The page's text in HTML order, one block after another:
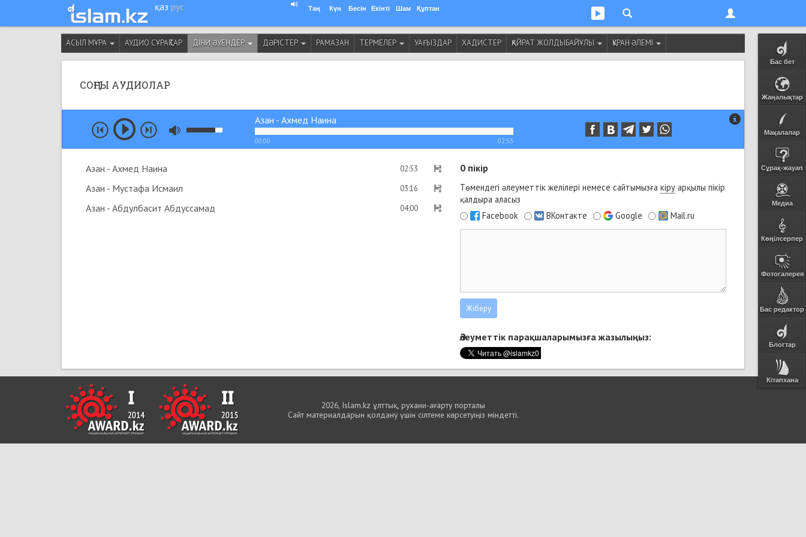
қаз рус Таң Күн Бесін Екінті Шам Құптан
Бас бет
Жаңалықтар
Мақалалар
Сұрақ-жауап
Медиа
Көңілсерпер
Фотогалерея
Бас редактор
Блогтар
Кітапхана
АСЫЛ МҰРА АУДИО СҰРАҚТАР ДІНИ ӘУЕНДЕР ДӘРІСТЕР РАМАЗАН ТЕРМЕЛЕР УАҒЫЗДАР ХАДИСТЕР ҚАЙРАТ ЖОЛДЫБАЙҰЛЫ ҚҰРАН ӘЛЕМІ
СОҢҒЫ АУДИОЛАР
Азан - Ахмед Наина
00:00 02:53
Азан - Ахмед Наина 02:53
Азан - Мустафа Исмаил 03:16
Азан - Абдулбасит Абдуссамад 04:00
0пікір
Төмендегі әлеуметтік желілері немесе сайтымызға кіруарқылы пікір
қалдыра аласыз
Facebook
ВКонтакте Google Mail.ru
Әлеуметтік парақшаларымызға жазылыңыз:
2026, Islam.kz ұлттық, рухани-ағарту порталы
Сайт материалдарын қолдану үшін сілтеме көрсетуіңіз міндетті.